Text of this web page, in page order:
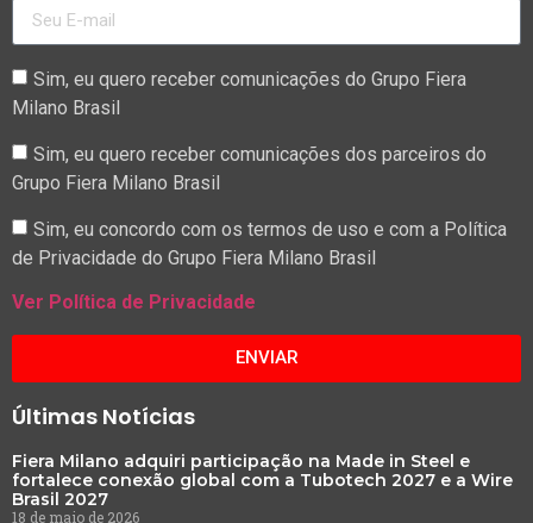
Sim, eu quero receber comunicações do Grupo Fiera
Milano Brasil
Sim, eu quero receber comunicações dos parceiros do
Grupo Fiera Milano Brasil
Sim, eu concordo com os termos de uso e com a Política
de Privacidade do Grupo Fiera Milano Brasil
Ver Política de Privacidade
ENVIAR
Últimas Notícias
Fiera Milano adquiri participação na Made in Steel e
fortalece conexão global com a Tubotech 2027 e a Wire
Brasil 2027
18 de maio de 2026